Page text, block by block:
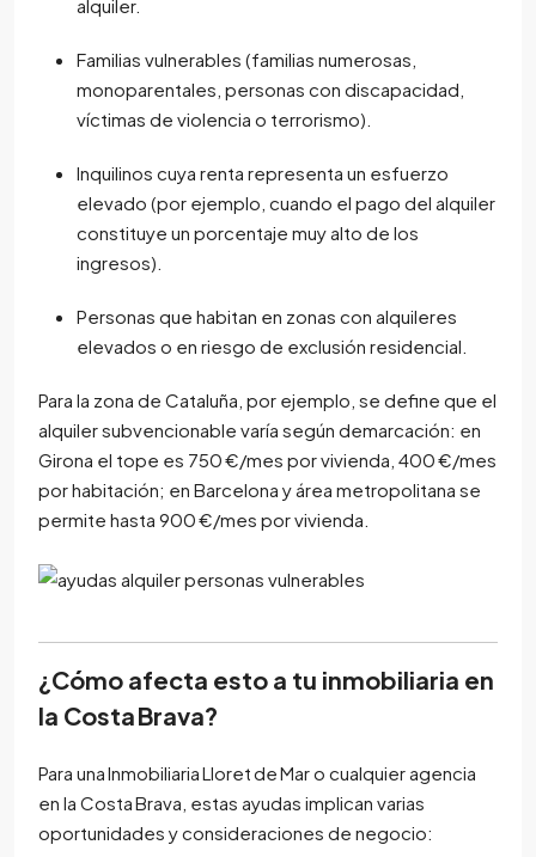
alquiler.
Familias vulnerables (familias numerosas,
monoparentales, personas con discapacidad,
víctimas de violencia o terrorismo).
Inquilinos cuya renta representa un esfuerzo
elevado (por ejemplo, cuando el pago del alquiler
constituye un porcentaje muy alto de los
ingresos).
Personas que habitan en zonas con alquileres
elevados o en riesgo de exclusión residencial.
Para la zona de Cataluña, por ejemplo, se define que el
alquiler subvencionable varía según demarcación: en
Girona el tope es 750 €/mes por vivienda, 400 €/mes
por habitación; en Barcelona y área metropolitana se
permite hasta 900 €/mes por vivienda.
¿Cómo afecta esto a tu inmobiliaria en
la Costa Brava?
Para una Inmobiliaria Lloret de Mar o cualquier agencia
en la Costa Brava, estas ayudas implican varias
oportunidades y consideraciones de negocio: